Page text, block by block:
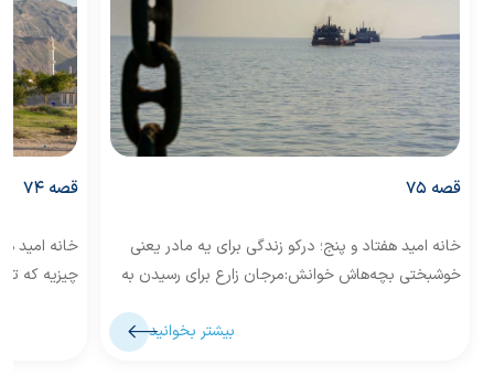
قصه 75
خانه امید هفتاد و پنج؛ درکو زندگی برای یه مادر یعنی
خوشبختی بچه‌هاش خوانش:مرجان زارع برای رسیدن به
بیشتر بخوانید
قصه 74
خانه امید
چیزیه که